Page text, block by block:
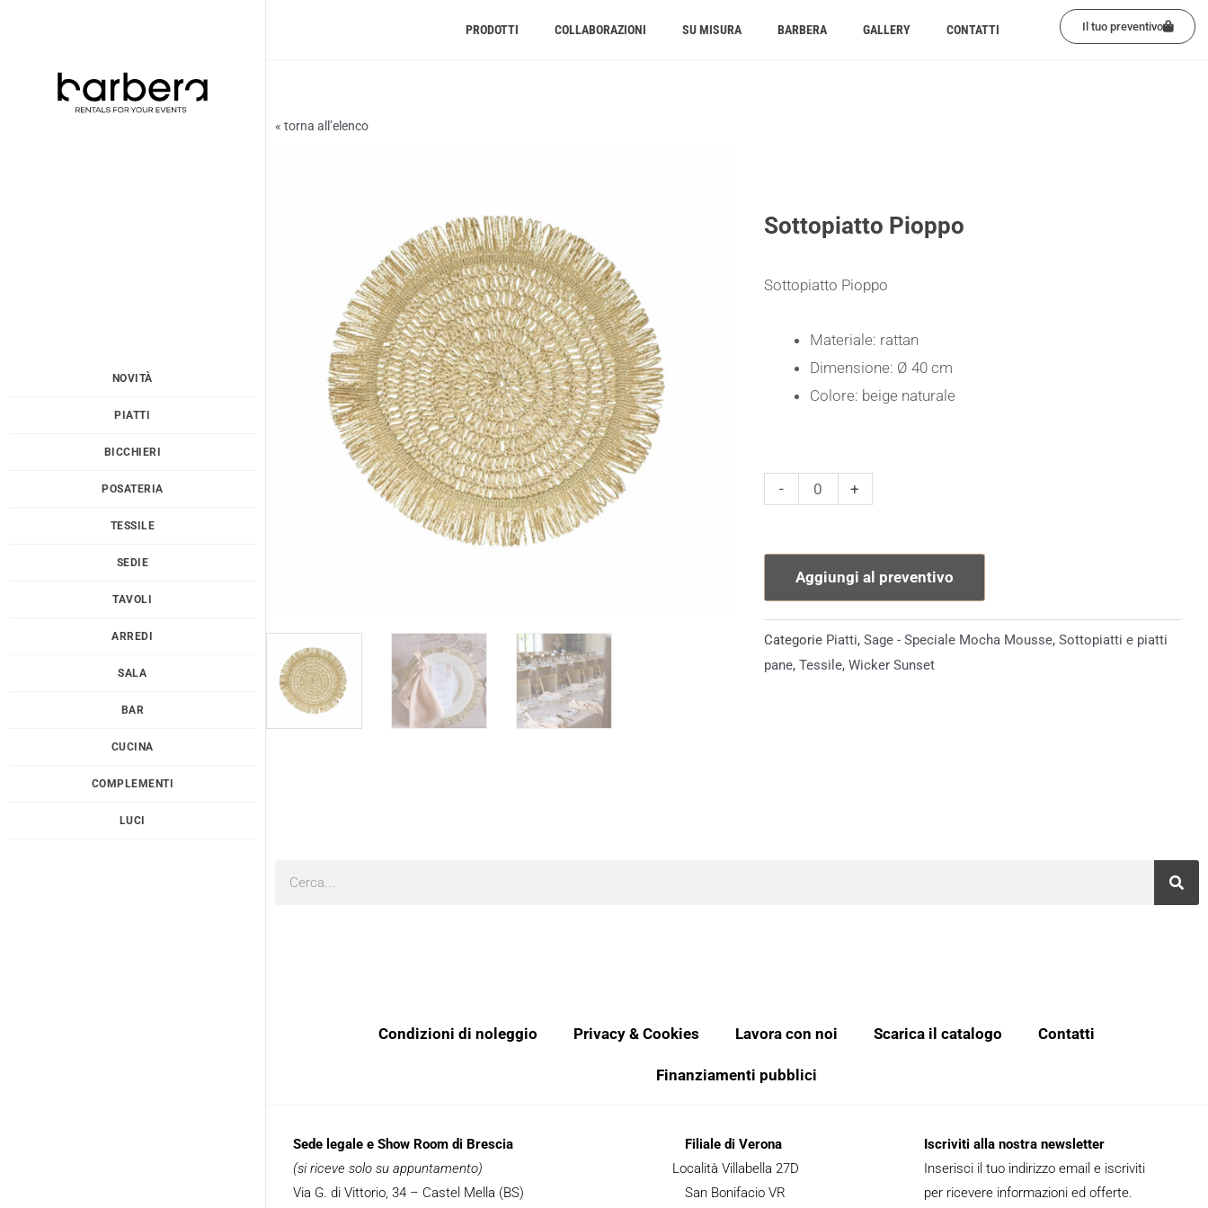
contenuto
NOVITÀ
PIATTI
BICCHIERI
POSATERIA
TESSILE
SEDIE
TAVOLI
ARREDI
SALA
BAR
CUCINA
COMPLEMENTI
LUCI
PRODOTTI COLLABORAZIONI SU MISURA BARBERA GALLERY CONTATTI Il tuo preventivo
« torna all’elenco
Sottopiatto Pioppo
Sottopiatto Pioppo
Materiale: rattan
Dimensione: Ø 40 cm
Colore: beige naturale
-
Sottopiatto
+
Aggiungi al preventivo
Categorie Piatti, Sage - Speciale Mocha Mousse, Sottopiatti e piatti
pane, Tessile, Wicker Sunset​
Cerca
Condizioni di noleggio Privacy & Cookies Lavora con noi Scarica il catalogo Contatti
Finanziamenti pubblici
Sede legale e Show Room di Brescia
(si riceve solo su appuntamento)
Via G. di Vittorio, 34 – Castel Mella (BS)
Filiale di Verona
Località Villabella 27D
San Bonifacio VR
Iscriviti alla nostra newsletter
Inserisci il tuo indirizzo email e iscriviti
per ricevere informazioni ed offerte.